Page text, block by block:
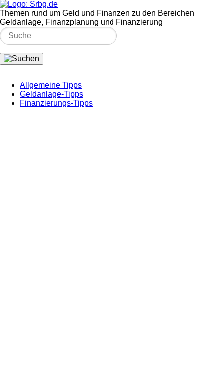
Themen rund um Geld und Finanzen zu den Bereichen
Geldanlage, Finanzplanung und Finanzierung
Allgemeine Tipps
Geldanlage-Tipps
Finanzierungs-Tipps